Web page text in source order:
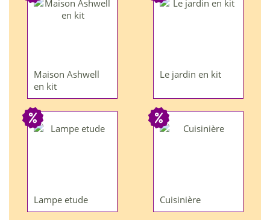
Maison Ashwell
en kit
Le jardin en kit
Lampe etude Cuisinière